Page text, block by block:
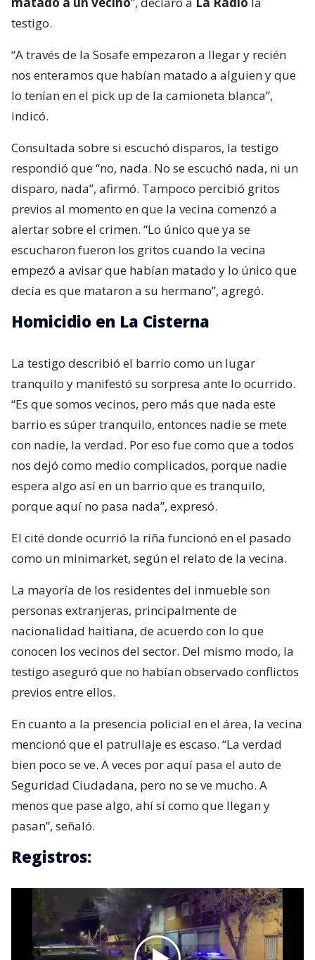
testigo.
“A través de la Sosafe empezaron a llegar y recién
nos enteramos que habían matado a alguien y que
lo tenían en el pick up de la camioneta blanca”,
indicó.
Consultada sobre si escuchó disparos, la testigo
respondió que “no, nada. No se escuchó nada, ni un
disparo, nada”, afirmó. Tampoco percibió gritos
previos al momento en que la vecina comenzó a
alertar sobre el crimen. “Lo único que ya se
escucharon fueron los gritos cuando la vecina
empezó a avisar que habían matado y lo único que
decía es que mataron a su hermano”, agregó.
Homicidio en La Cisterna
La testigo describió el barrio como un lugar
tranquilo y manifestó su sorpresa ante lo ocurrido.
“Es que somos vecinos, pero más que nada este
barrio es súper tranquilo, entonces nadie se mete
con nadie, la verdad. Por eso fue como que a todos
nos dejó como medio complicados, porque nadie
espera algo así en un barrio que es tranquilo,
porque aquí no pasa nada”, expresó.
El cité donde ocurrió la riña funcionó en el pasado
como un minimarket, según el relato de la vecina.
La mayoría de los residentes del inmueble son
personas extranjeras, principalmente de
nacionalidad haitiana, de acuerdo con lo que
conocen los vecinos del sector. Del mismo modo, la
testigo aseguró que no habían observado conflictos
previos entre ellos.
En cuanto a la presencia policial en el área, la vecina
mencionó que el patrullaje es escaso. “La verdad
bien poco se ve. A veces por aquí pasa el auto de
Seguridad Ciudadana, pero no se ve mucho. A
menos que pase algo, ahí sí como que llegan y
pasan”, señaló.
Registros: